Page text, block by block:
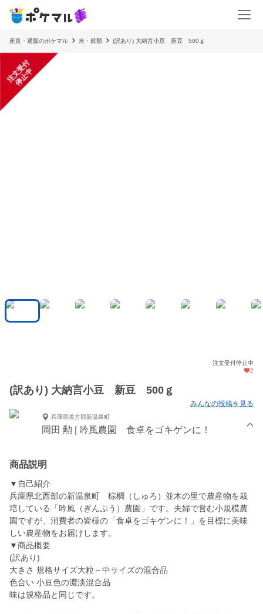
産直・通販のポケマル 米・穀類 (訳あり) 大納言小豆 新豆 500ｇ
注
文
受
付
停
止
中
注文受付停止中
2
(訳あり) 大納言小豆 新豆 500ｇ
みんなの投稿を見る
兵庫県美方郡新温泉町
岡田 勲 | 吟風農園 食卓をゴキゲンに！
商品説明
▼自己紹介
兵庫県北西部の新温泉町 棕櫚（しゅろ）並木の里で農産物を栽
培している「吟風（ぎんぷう）農園」です。夫婦で営む小規模農
園ですが、消費者の皆様の「食卓をゴキゲンに！」を目標に美味
しい農産物をお届けします。
▼商品概要
(訳あり)
大きさ 規格サイズ大粒～中サイズの混合品
色合い 小豆色の濃淡混合品
味は規格品と同じです。